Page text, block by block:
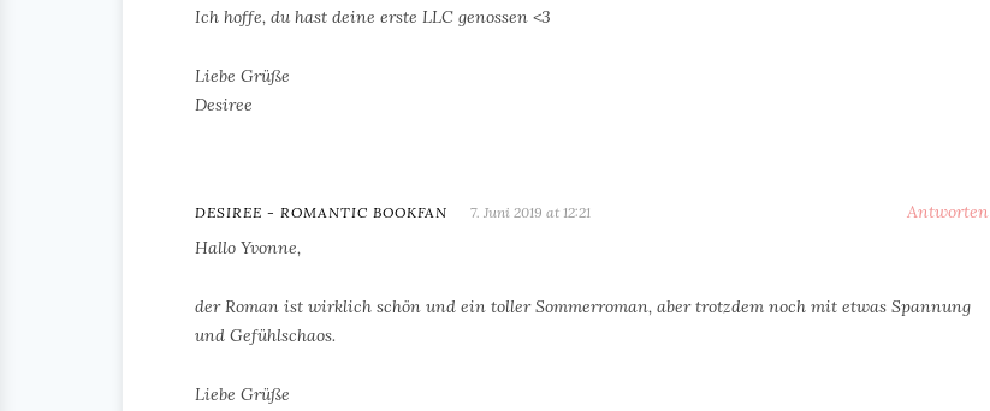
Ich hoffe, du hast deine erste LLC genossen <3
Liebe Grüße
Desiree
DESIREE - ROMANTIC BOOKFAN 7. Juni 2019 at 12:21
Antworten
Hallo Yvonne,
der Roman ist wirklich schön und ein toller Sommerroman, aber trotzdem noch mit etwas Spannung
und Gefühlschaos.
Liebe Grüße